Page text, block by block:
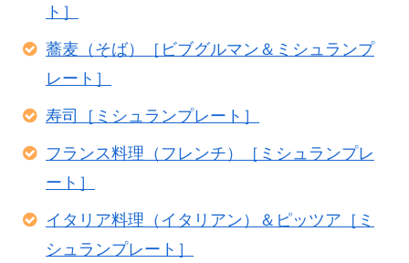
ト］
蕎麦（そば）［ビブグルマン＆ミシュランプ
レート］
寿司［ミシュランプレート］
フランス料理（フレンチ）［ミシュランプレ
ート］
イタリア料理（イタリアン）＆ピッツア［ミ
シュランプレート］